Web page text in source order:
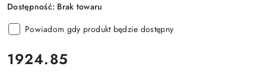
Dostępność: Brak towaru
Powiadom gdy produkt będzie dostępny
cena:
1924.85